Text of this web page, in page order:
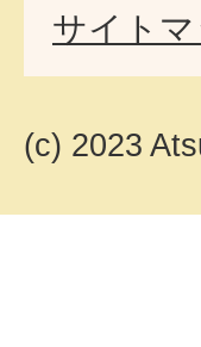
サイト
(c) 2023